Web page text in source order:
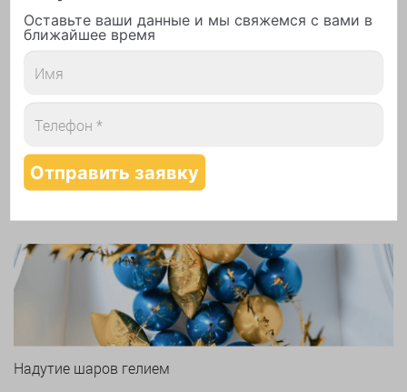
Печать логотипа
Надутие шаров гелием
Оставьте ваши данные и мы свяжемся с вами в
ближайшее время